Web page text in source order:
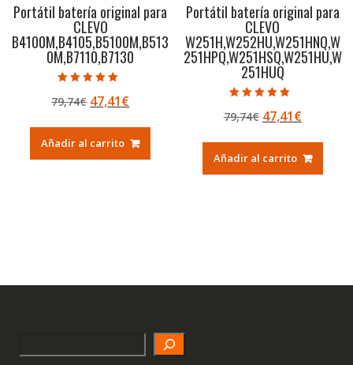
Portátil batería original para
CLEVO
B4100M,B4105,B5100M,B513
0M,B7110,B7130
5.00
de 5
79,74€ El
original
era:
47,41€El
actual
es:
Añadir al carrito
Portátil batería original para
CLEVO
W251H,W252HU,W251HNQ,W
251HPQ,W251HSQ,W251HU,W
251HUQ
5.00
de 5
79,74€ El
original
era:
47,41€El
actual
es:
Añadir al carrito